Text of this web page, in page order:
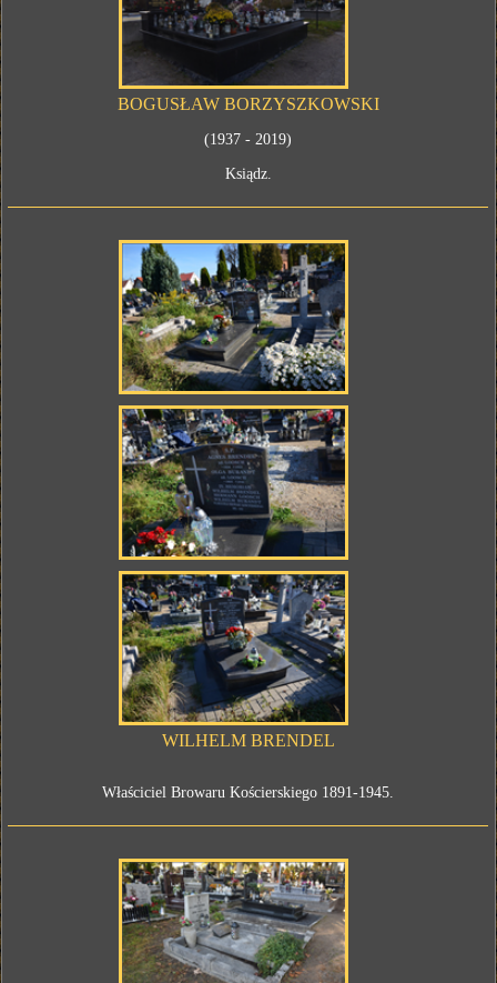
BOGUSŁAW BORZYSZKOWSKI
(1937 - 2019)
Ksiądz.
WILHELM BRENDEL
Właściciel Browaru Kościerskiego 1891-1945.